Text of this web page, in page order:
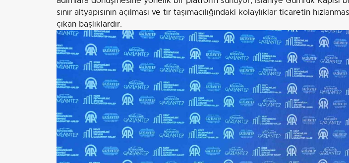
sınır altyapısının açılması ve tır taşımacılığındaki kolaylıklar ticaretin
çıkan başlıklardır.